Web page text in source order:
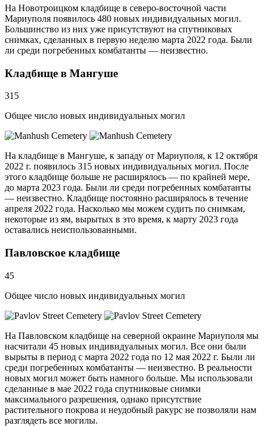
На Новотроицком кладбище в северо-восточной части
Мариуполя появилось 480 новых индивидуальных могил.
Большинство из них уже присутствуют на спутниковых
снимках, сделанных в первую неделю марта 2022 года. Были
ли среди погребенных комбатанты — неизвестно.
Кладбище в Мангуше
315
Общее число новых индивидуальных могил
На кладбище в Мангуше, к западу от Мариуполя, к 12 октября
2022 г. появилось 315 новых индивидуальных могил. После
этого кладбище больше не расширялось — по крайней мере,
до марта 2023 года. Были ли среди погребенных комбатанты
— неизвестно. Кладбище постоянно расширялось в течение
апреля 2022 года. Насколько мы можем судить по снимкам,
некоторые из ям, вырытых в это время, к марту 2023 года
оставались неиспользованными.
Павловское кладбище
45
Общее число новых индивидуальных могил
На Павловском кладбище на северной окраине Мариуполя мы
насчитали 45 новых индивидуальных могил. Все они были
вырыты в период с марта 2022 года по 12 мая 2022 г. Были ли
среди погребенных комбатанты — неизвестно. В реальности
новых могил может быть намного больше. Мы использовали
сделанные в мае 2022 года спутниковые снимки
максимального разрешения, однако присутствие
растительного покрова и неудобный ракурс не позволяли нам
разглядеть все могилы.